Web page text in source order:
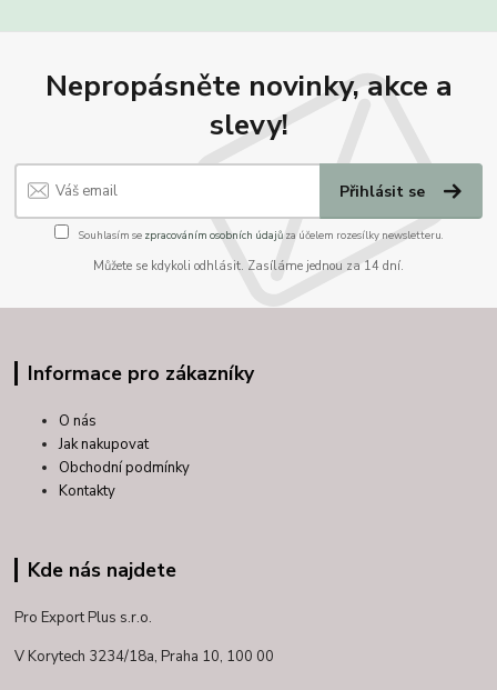
Nepropásněte novinky, akce a
slevy!
Přihlásit se
Souhlasím se zpracováním osobních údajůza účelem rozesílky newsletteru.
Můžete se kdykoli odhlásit. Zasíláme jednou za 14 dní.
Informace pro zákazníky
O nás
Jak nakupovat
Obchodní podmínky
Kontakty
Kde nás najdete
Pro Export Plus s.r.o.
V Korytech 3234/18a, Praha 10, 100 00